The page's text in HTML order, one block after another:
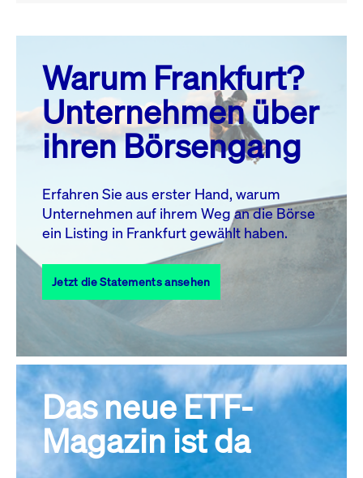
August 26
MO. DI. MI. DO. FR. SA. SO.
1
2
3
4 5 6 7 8
10 11 13 14
17
18 19 20 21 22
23
27 28
31
Alle Events
Warum Frankfurt?
Unternehmen über
ihren Börsengang
Erfahren Sie aus erster Hand, warum
Unternehmen auf ihrem Weg an die Börse
ein Listing in Frankfurt gewählt haben.
Jetzt die Statements ansehen
Das neue ETF-
Magazin ist da